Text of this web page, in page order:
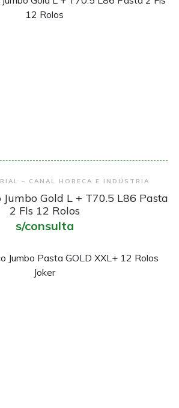
Encomendar
– CANAL HORECA E INDÚSTRIA
Gold L + T70.5 L86 Pasta
2 Fls 12 Rolos
s/consulta